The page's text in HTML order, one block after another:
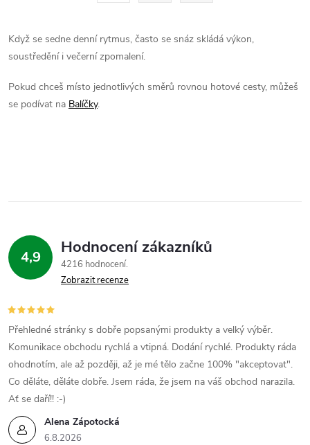
d
a
c
í
v
y
v
ý
p
i
s
u
á
n
o
v
Když se sedne denní rytmus, často se snáz skládá výkon,
soustředění i večerní zpomalení.
Pokud chceš místo jednotlivých směrů rovnou hotové cesty, můžeš
se podívat na Balíčky.
4,9 Hodnocení zákazníků
4216 hodnocení
Zobrazit recenze
Alena Zápotocká
6.8.2026
Přehledné stránky s dobře popsanými produkty a velký výběr.
Komunikace obchodu rychlá a vtipná. Dodání rychlé. Produkty ráda
ohodnotím, ale až později, až je mé tělo začne 100% "akceptovat".
Co děláte, děláte dobře. Jsem ráda, že jsem na váš obchod narazila.
Ať se daří!! :-)